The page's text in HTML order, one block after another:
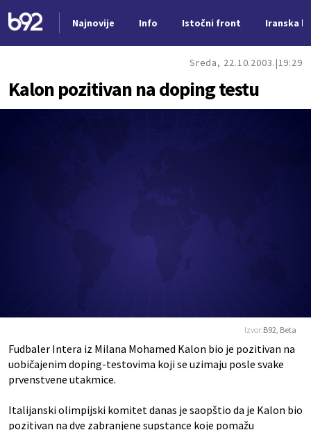
Najnovije Info Istočni front Iranska
Sreda, 22.10.2003. 19:29
Kalon pozitivan na doping testu
Izvor:B92, Beta
Fudbaler Intera iz Milana Mohamed Kalon bio je pozitivan na
uobičajenim doping-testovima koji se uzimaju posle svake
prvenstvene utakmice.
Italijanski olimpijski komitet danas je saopštio da je Kalon bio
pozitivan na dve zabranjene supstance koje pomažu